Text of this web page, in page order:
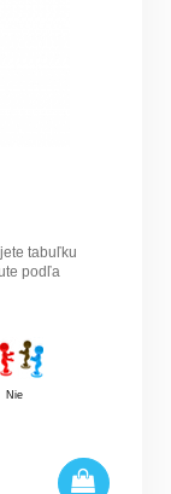
tabuľku
podľa
Nie